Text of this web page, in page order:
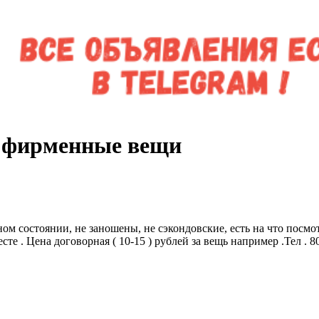
вещи
не заношены, не сэкондовские, есть на что
. Цена договорная ( 10-15 ) рублей за вещь например .Тел .